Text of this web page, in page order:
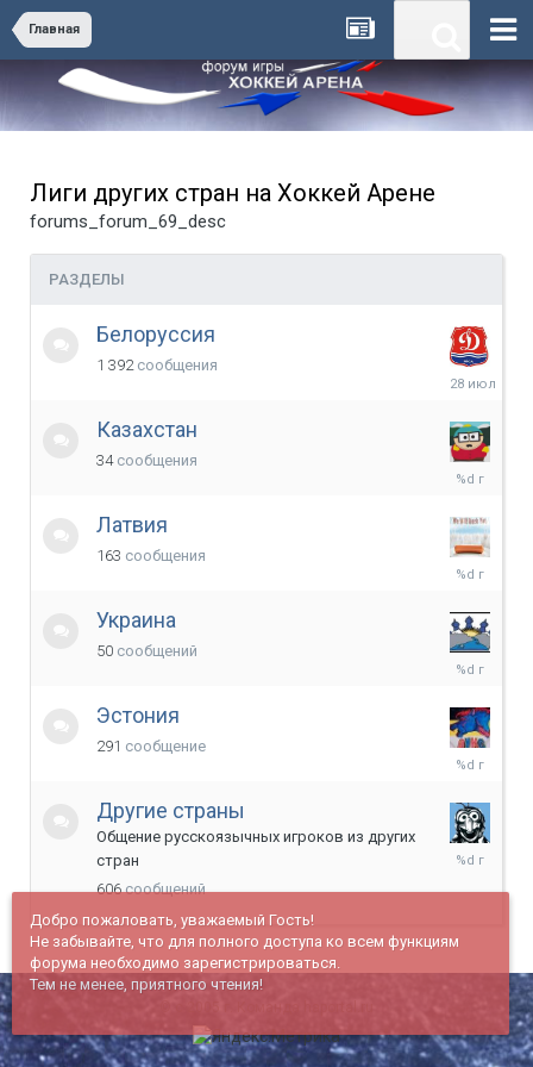
Главная
Лиги других стран на Хоккей Арене
forums_forum_69_desc
РАЗДЕЛЫ
Белоруссия
1 392 сообщения
28
Казахстан
34 сообщения
20
2017
Латвия
163 сообщения
7
2012
Украина
50 сообщений
6
2015
Эстония
291 сообщение
8
2021
Другие страны
Общение русскоязычных игроков из других
стран
606 сообщений
6
2021
Добро пожаловать, уважаемый Гость!
Не забывайте, что для полного доступа ко всем функциям
форума необходимо зарегистрироваться.
Тем не менее, приятного чтения!